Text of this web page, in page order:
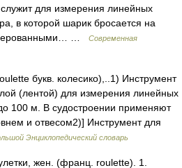
для измерения линейных
в которой шарик бросается на
…
Современная
букв. колесико),..1) Инструмент
(лентой) для измерения линейных
100 м. В судостроении применяют
и отвесом2)] Инструмент для
Энциклопедический словарь
жен. (франц. roulette). 1.